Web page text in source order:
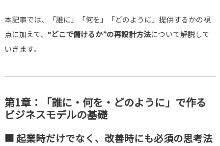
本記事では、「誰に」「何を」「どのように」提供するかの視
点に加えて、 “どこで儲けるか”の再設計方法について解説して
いきます。
第1章：「誰に・何を・どのように」で作る
ビジネスモデルの基礎
■ 起業時だけでなく、改善時にも必須の思考法